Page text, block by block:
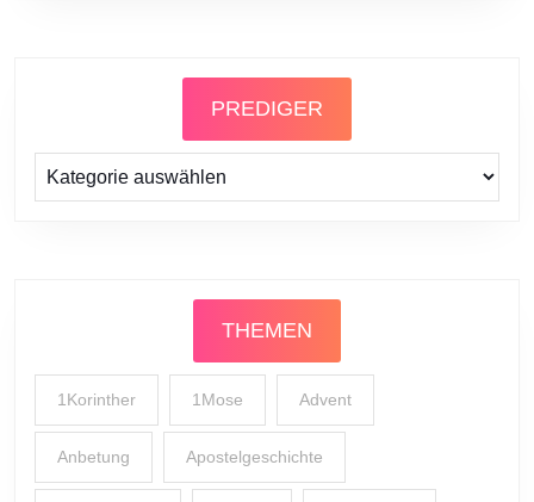
PREDIGER
Prediger
THEMEN
1Korinther 1Mose Advent
Anbetung Apostelgeschichte